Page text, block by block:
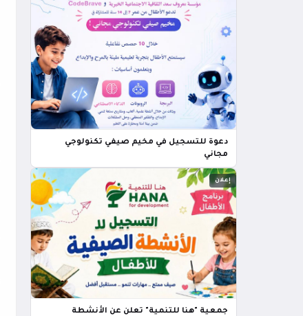
دعوة للتسجيل في مخيم صيفي تكنولوجي
مجاني
إعلان
جمعية "هنا للتنمية" تعلن عن الأنشطة